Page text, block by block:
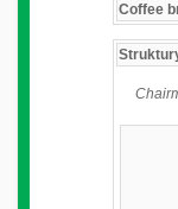
Coffee